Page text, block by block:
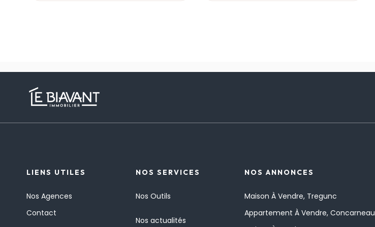
LIENS UTILES
Nos Agences
Contact
NOS SERVICES
Nos Outils
Nos actualités
NOS ANNONCES
Maison À Vendre, Tregunc
Appartement À Vendre, Concarneau